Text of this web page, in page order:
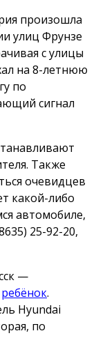
произошла
улиц Фрунзе
с улицы
на 8-летнюю
по
сигнал
Также
очевидцев
какой-либо
автомобиле,
25-92-20,
—
ребёнок.
Hyundai
по